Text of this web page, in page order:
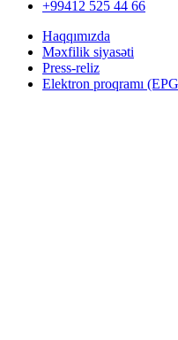
+99412 525 44 66
Haqqımızda
Məxfilik siyasəti
Press-reliz
Elektron proqramı